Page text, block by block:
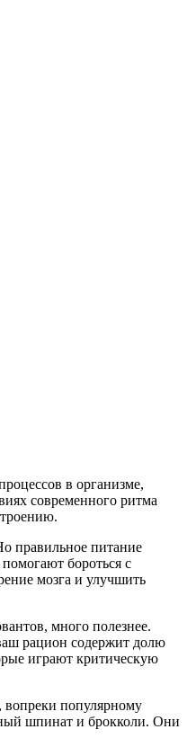
в организме,
современного ритма
правильное питание
бороться с
мозга и улучшить
много полезнее.
рацион содержит долю
играют критическую
популярному
шпинат и брокколи. Они